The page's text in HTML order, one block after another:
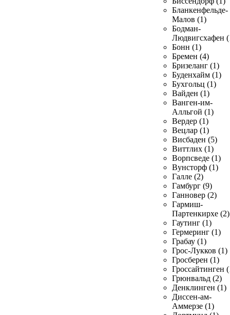
Бланкенфельде-
Малов (1)
Бодман-
Людвигсхафен
Бонн (1)
Бремен (4)
Бризеланг (1)
Буденхайм (1)
Бухгольц (1)
Вайден (1)
Ванген-им-
Алльгой (1)
Вердер (1)
Вецлар (1)
Висбаден (5)
Виттлих (1)
Ворпсведе (1)
Вунсторф (1)
Галле (2)
Гамбург (9)
Ганновер (2)
Гармиш-
Партенкирхе (2)
Гаутинг (1)
Гермеринг (1)
Грабау (1)
Грос-Лукков (1)
Гросберен (1)
Гроссайтинген
Грюнвальд (2)
Денклинген (1)
Диссен-ам-
Аммерзе (1)